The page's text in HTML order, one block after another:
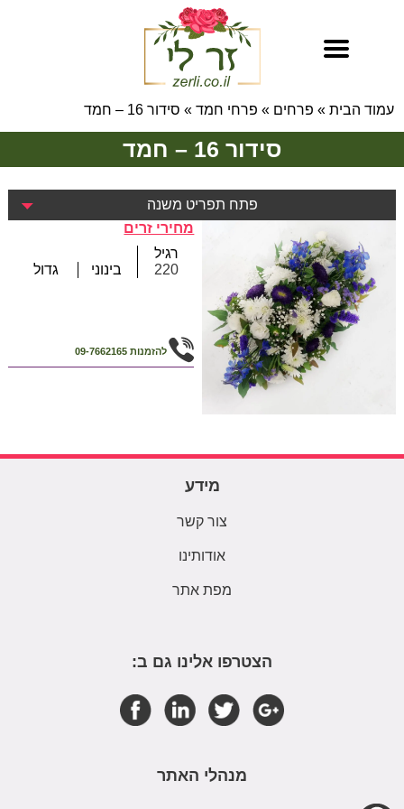
עמוד הבית » פרחים » פרחי חמד » סידור 16 – חמד
סידור 16 – חמד
פתח תפריט משנה
מחירי זרים
רגיל
220
בינוני גדול
להזמנות 09-7662165
מידע
צור קשר
אודותינו
מפת אתר
הצטרפו אלינו גם ב:
מנהלי האתר